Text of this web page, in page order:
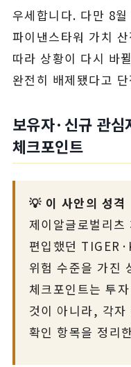
우세합니다. 다만 8
파이낸스타워 가치
따라 상황이 다시 바
완전히 배제됐다고
보유자·신규 관심
체크포인트
💡 이 사안의 성격
제이알글로벌리
편입했던
위험 수준을 가진
체크포인트는 투
것이 아니라, 각
확인 항목을 정리